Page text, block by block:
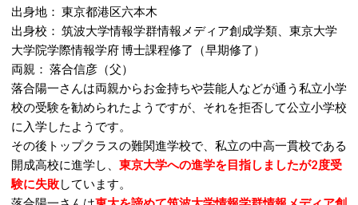
出身地： 東京都港区六本木
出身校： 筑波大学情報学群情報メディア創成学類、東京大学
大学院学際情報学府 博士課程修了（早期修了）
両親： 落合信彦（父）
落合陽一さんは両親からお金持ちや芸能人などが通う私立小学
校の受験を勧められたようですが、それを拒否して公立小学校
に入学したようです。
その後トップクラスの難関進学校で、私立の中高一貫校である
開成高校に進学し、 東京大学への進学を目指しましたが2度受
験に失敗しています。